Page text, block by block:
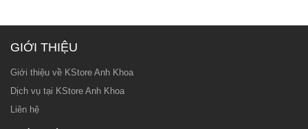
GIỚI THIỆU
Giới thiệu về KStore Anh Khoa
Dịch vụ tại KStore Anh Khoa
Liên hệ